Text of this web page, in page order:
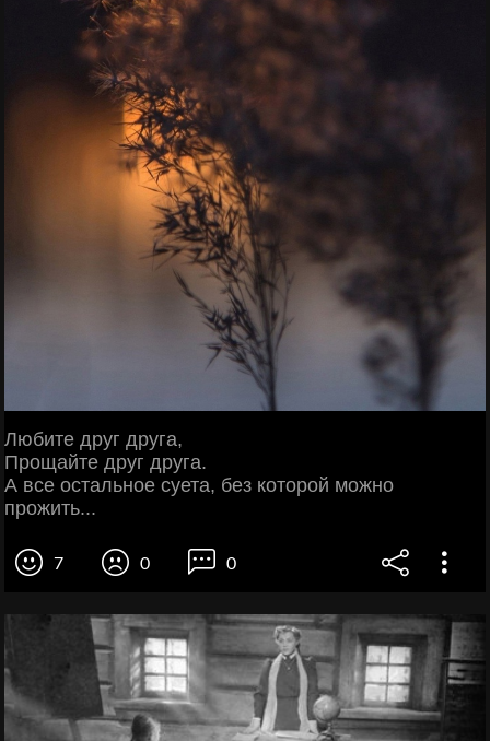
Любите друг друга,
Прощайте друг друга.
А все остальное суета, без которой можно
прожить...
7 0 0